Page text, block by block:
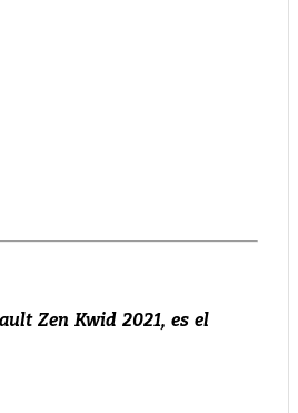
Zen Kwid 2021, es el